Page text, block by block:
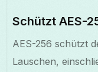
Schützt AES-
AES-256 schützt
Lauschen,